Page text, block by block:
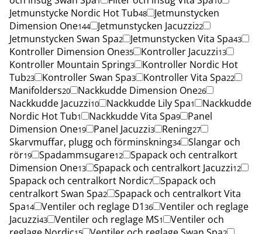
Jetmunstycke Nordic Hot Tub48
Jetmunstycken
Dimension One144 Jetmunstycken Jacuzzi22
Jetmunstycken Swan Spa2 Jetmunstycken Vita Spa43
Kontroller Dimension One35 Kontroller Jacuzzi13
Kontroller Mountain Spring3
Kontroller Nordic Hot
Tub23 Kontroller Swan Spa3 Kontroller Vita Spa22
Manifolders20 Nackkudde Dimension One26
Nackkudde Jacuzzi10 Nackkudde Lily Spa1
Nackkudde
Nordic Hot Tub1 Nackkudde Vita Spa9
Panel
Dimension One19 Panel Jacuzzi3 Rening27
Skarvmuffar, plugg och förminskning34
Slangar och
rör19 Spadammsugare12
Spapack och centralkort
Dimension One13 Spapack och centralkort Jacuzzi12
Spapack och centralkort Nordic7
Spapack och
centralkort Swan Spa2
Spapack och centralkort Vita
Spa14 Ventiler och reglage D136
Ventiler och reglage
Jacuzzi43 Ventiler och reglage MS1
Ventiler och